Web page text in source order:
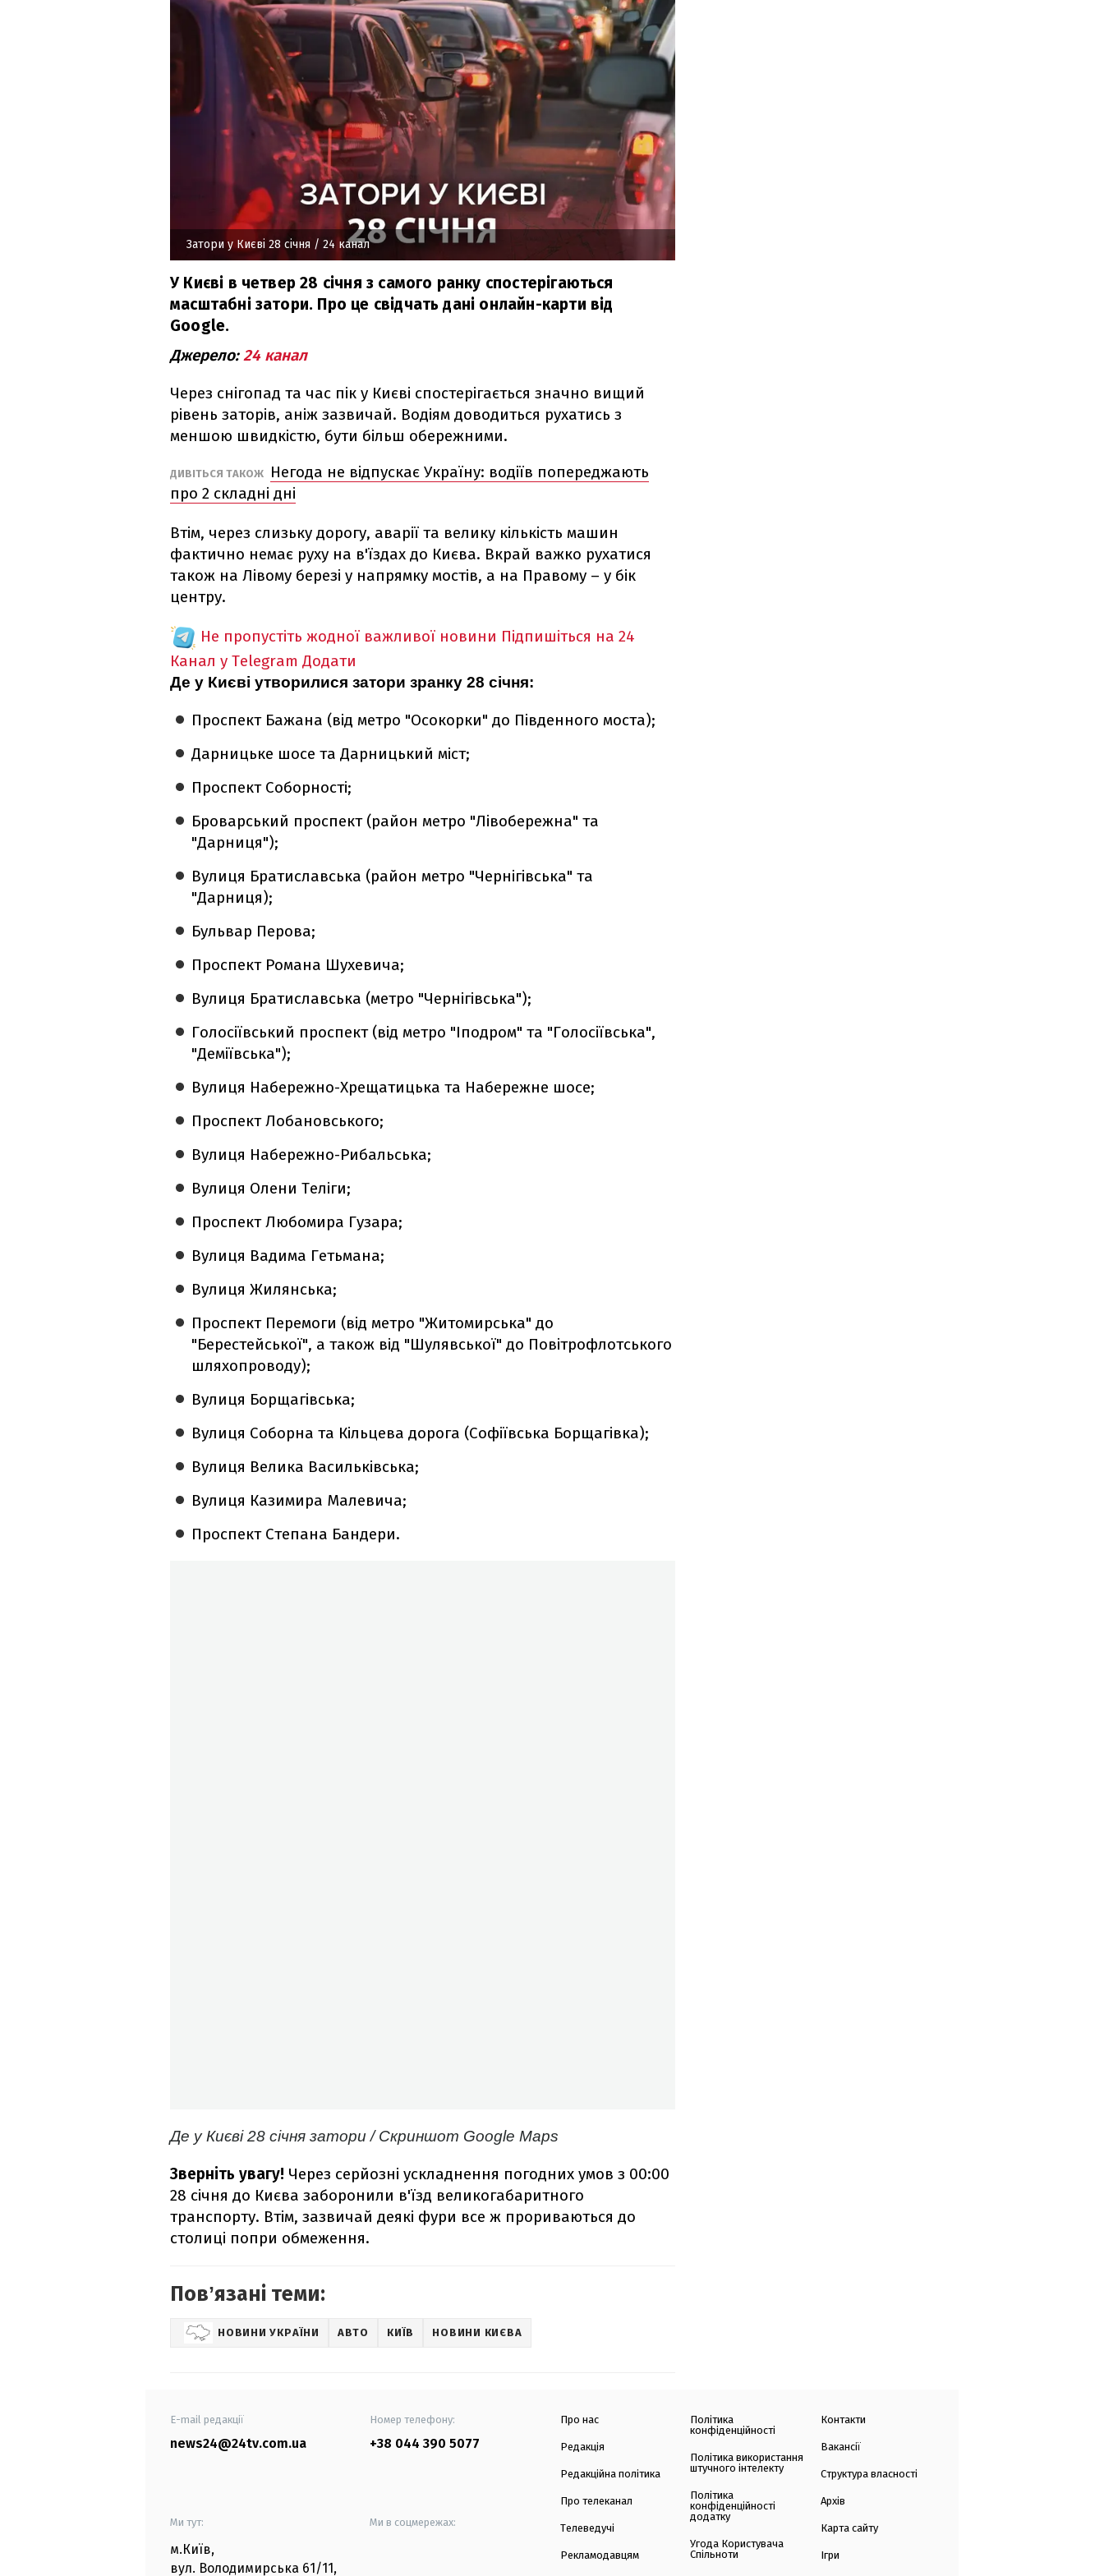
Затори у Києві 28 січня / 24 канал
У Києві в четвер 28 січня з самого ранку спостерігаються
масштабні затори. Про це свідчать дані онлайн-карти від
Google.
Джерело:24 канал
Через снігопад та час пік у Києві спостерігається значно вищий
рівень заторів, аніж зазвичай. Водіям доводиться рухатись з
меншою швидкістю, бути більш обережними.
ДИВІТЬСЯ ТАКОЖ
Негода не відпускає Україну: водіїв попереджають
про 2 складні дні
Втім, через слизьку дорогу, аварії та велику кількість машин
фактично немає руху на в'їздах до Києва. Вкрай важко рухатися
також на Лівому березі у напрямку мостів, а на Правому – у бік
центру.
Не пропустіть жодної важливої новини Підпишіться на 24
Канал у Telegram Додати
Де у Києві утворилися затори зранку 28 січня:
Проспект Бажана (від метро "Осокорки" до Південного моста);
Дарницьке шосе та Дарницький міст;
Проспект Соборності;
Броварський проспект (район метро "Лівобережна" та
"Дарниця");
Вулиця Братиславська (район метро "Чернігівська" та
"Дарниця);
Бульвар Перова;
Проспект Романа Шухевича;
Вулиця Братиславська (метро "Чернігівська");
Голосіївський проспект (від метро "Іподром" та "Голосіївська",
"Деміївська");
Вулиця Набережно-Хрещатицька та Набережне шосе;
Проспект Лобановського;
Вулиця Набережно-Рибальська;
Вулиця Олени Теліги;
Проспект Любомира Гузара;
Вулиця Вадима Гетьмана;
Вулиця Жилянська;
Проспект Перемоги (від метро "Житомирська" до
"Берестейської", а також від "Шулявської" до Повітрофлотського
шляхопроводу);
Вулиця Борщагівська;
Вулиця Соборна та Кільцева дорога (Софіївська Борщагівка);
Вулиця Велика Васильківська;
Вулиця Казимира Малевича;
Проспект Степана Бандери.
Де у Києві 28 січня затори / Скриншот Google Maps
Зверніть увагу! Через серйозні ускладнення погодних умов з 00:00
28 січня до Києва заборонили в'їзд великогабаритного
транспорту. Втім, зазвичай деякі фури все ж прориваються до
столиці попри обмеження.
Повʼязані теми:
НОВИНИ УКРАЇНИ АВТО КИЇВ НОВИНИ КИЄВА
E-mail редакції
news24@24tv.com.ua
Номер телефону:
+38 044 390 5077
Ми тут:
м.Київ,
вул. Володимирська 61/11,
Ми в соцмережах:
Про нас
Редакція
Редакційна політика
Про телеканал
Телеведучі
Рекламодавцям
Політика
конфіденційності
Політика використання
штучного інтелекту
Політика
конфіденційності
додатку
Угода Користувача
Спільноти
Контакти
Вакансії
Структура власності
Архів
Карта сайту
Ігри